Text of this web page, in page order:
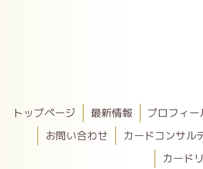
トップページ 最新情報 プロフィー
お問い合わせ
カードコンサル
カード